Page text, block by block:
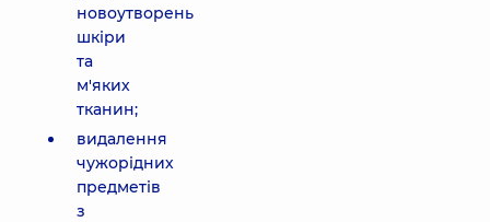
новоутворень
шкіри
та
м'яких
тканин;
видалення
чужорідних
предметів
з